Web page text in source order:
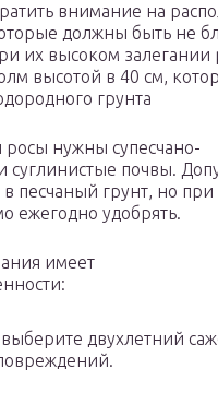
внимание на
должны быть не
их высоком залегании
высотой в 40 см,
грунта
росы нужны супесчано-
почвы.
песчаный грунт, но при
ежегодно удобрять.
имеет
двухлетний